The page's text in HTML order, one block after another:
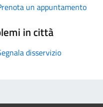
un appuntamento
in città
disservizio